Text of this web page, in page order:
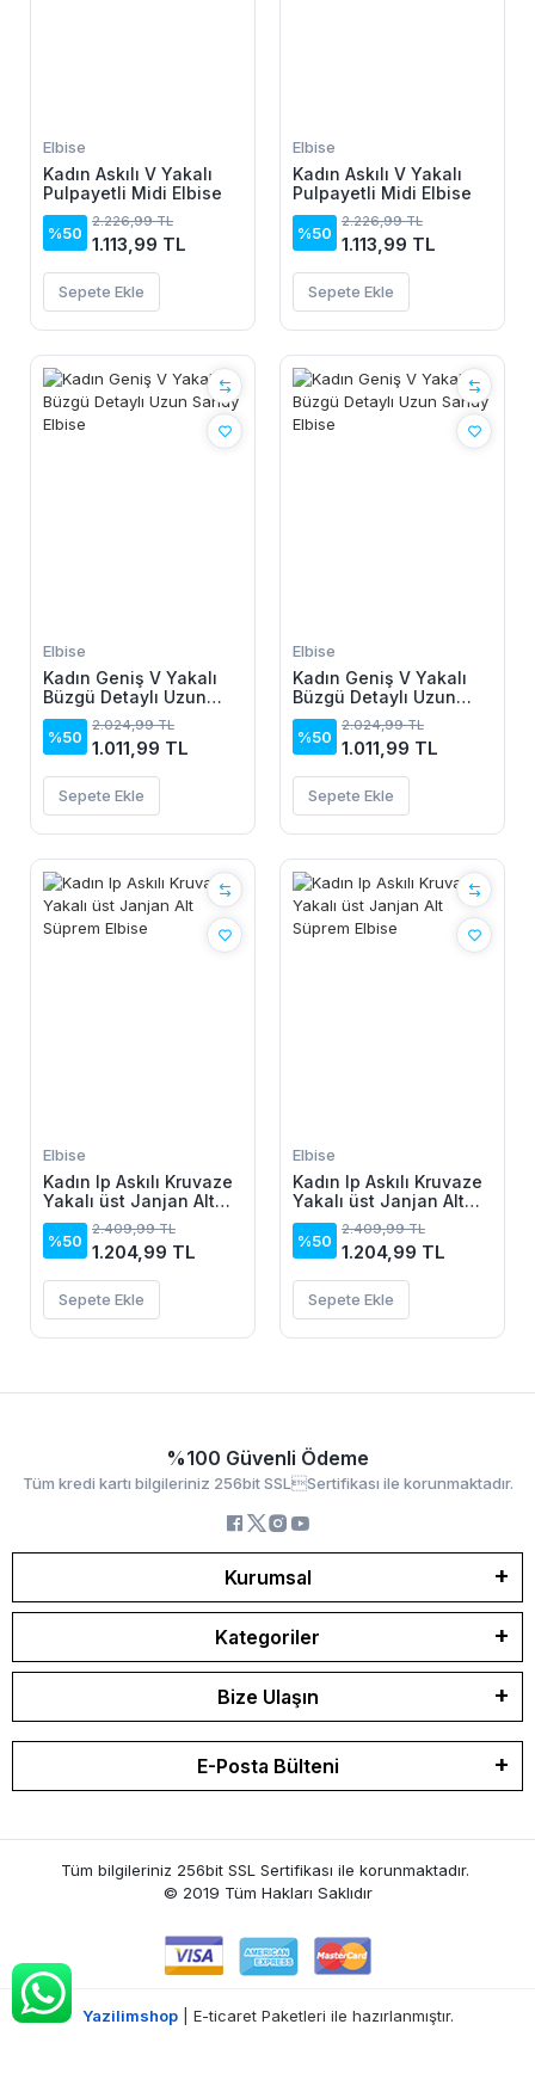
Elbise
Kadın Askılı V Yakalı
Pulpayetli Midi Elbise
%50
2.226,99 TL
1.113,99 TL
Sepete Ekle
Elbise
Kadın Askılı V Yakalı
Pulpayetli Midi Elbise
%50
2.226,99 TL
1.113,99 TL
Sepete Ekle
Elbise
Kadın Geniş V Yakalı
Büzgü Detaylı Uzun
Sandy Elbise
%50
2.024,99 TL
1.011,99 TL
Sepete Ekle
Elbise
Kadın Geniş V Yakalı
Büzgü Detaylı Uzun
Sandy Elbise
%50
2.024,99 TL
1.011,99 TL
Sepete Ekle
Elbise
Kadın Ip Askılı Kruvaze
Yakalı üst Janjan Alt
Süprem Elbise
%50
2.409,99 TL
1.204,99 TL
Sepete Ekle
Elbise
Kadın Ip Askılı Kruvaze
Yakalı üst Janjan Alt
Süprem Elbise
%50
2.409,99 TL
1.204,99 TL
Sepete Ekle
%100 Güvenli Ödeme
Tüm kredi kartı bilgileriniz 256bit SSLSertifikası ile korunmaktadır.
Kurumsal
Kategoriler
Bize Ulaşın
E-Posta Bülteni
Tüm bilgileriniz 256bit SSL Sertifikası ile korunmaktadır.
© 2019 Tüm Hakları Saklıdır
Yazilimshop| E-ticaret Paketleri ile hazırlanmıştır.